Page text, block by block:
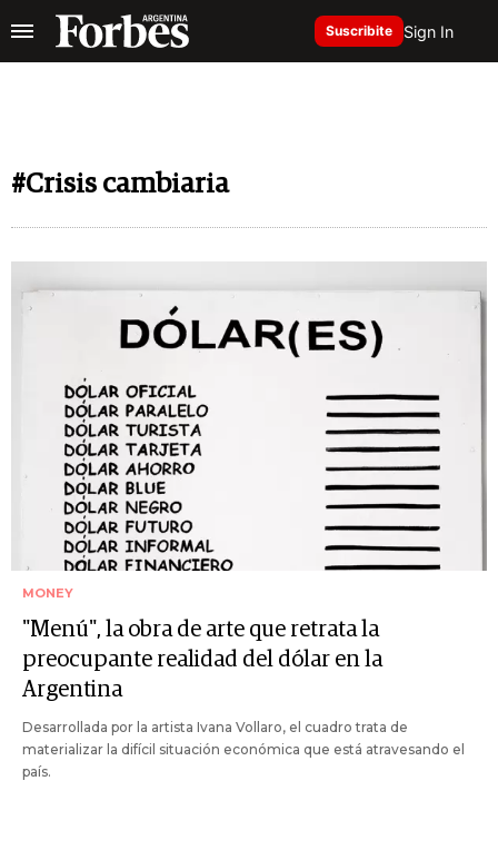
Suscribite Sign In
#Crisis cambiaria
MONEY
"Menú", la obra de arte que retrata la
preocupante realidad del dólar en la
Argentina
Desarrollada por la artista Ivana Vollaro, el cuadro trata de
materializar la difícil situación económica que está atravesando el
país.